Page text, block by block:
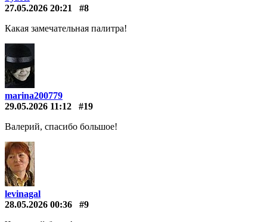
27.05.2026 20:21
#8
Какая замечательная палитра!
marina200779
29.05.2026 11:12
#19
Валерий, спасибо большое!
levinagal
28.05.2026 00:36
#9